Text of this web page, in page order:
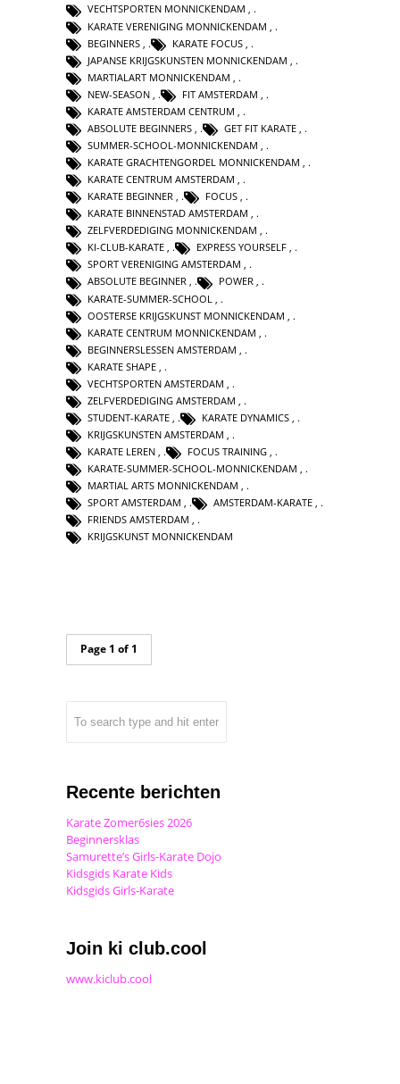
VECHTSPORTEN MONNICKENDAM ,
KARATE VERENIGING MONNICKENDAM
BEGINNERS
KARATE FOCUS
JAPANSE KRIJGSKUNSTEN MONNICKENDAM
MARTIALART MONNICKENDAM
NEW-SEASON
FIT AMSTERDAM
KARATE AMSTERDAM CENTRUM
ABSOLUTE BEGINNERS
GET FIT KARATE
SUMMER-SCHOOL-MONNICKENDAM
KARATE GRACHTENGORDEL MONNICKENDAM ,
KARATE CENTRUM AMSTERDAM ,
KARATE BEGINNER , FOCUS ,
KARATE BINNENSTAD AMSTERDAM ,
ZELFVERDEDIGING MONNICKENDAM ,
KI-CLUB-KARATE , EXPRESS YOURSELF ,
SPORT VERENIGING AMSTERDAM ,
ABSOLUTE BEGINNER , POWER ,
KARATE-SUMMER-SCHOOL
OOSTERSE KRIJGSKUNST MONNICKENDAM
KARATE CENTRUM MONNICKENDAM
BEGINNERSLESSEN AMSTERDAM
KARATE SHAPE
VECHTSPORTEN AMSTERDAM
ZELFVERDEDIGING AMSTERDAM
STUDENT-KARATE
KARATE DYNAMICS
KRIJGSKUNSTEN AMSTERDAM ,
KARATE LEREN , FOCUS TRAINING ,
KARATE-SUMMER-SCHOOL-MONNICKENDAM ,
MARTIAL ARTS MONNICKENDAM ,
SPORT AMSTERDAM , AMSTERDAM-KARATE ,
FRIENDS AMSTERDAM ,
KRIJGSKUNST MONNICKENDAM
Page 1 of 1
Recente berichten
Karate Zomer6sies 2026
Beginnersklas
Samurette’s Girls-Karate Dojo
Kidsgids Karate Kids
Kidsgids Girls-Karate
Join ki club.cool
www.kiclub.cool